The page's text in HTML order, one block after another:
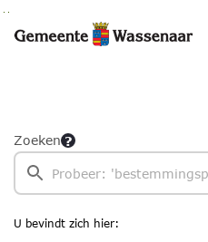
Ga naar de inhoud van deze pagina
Ga naar het zoeken
Ga naar het menu
Zoeken
U bevindt zich hier: